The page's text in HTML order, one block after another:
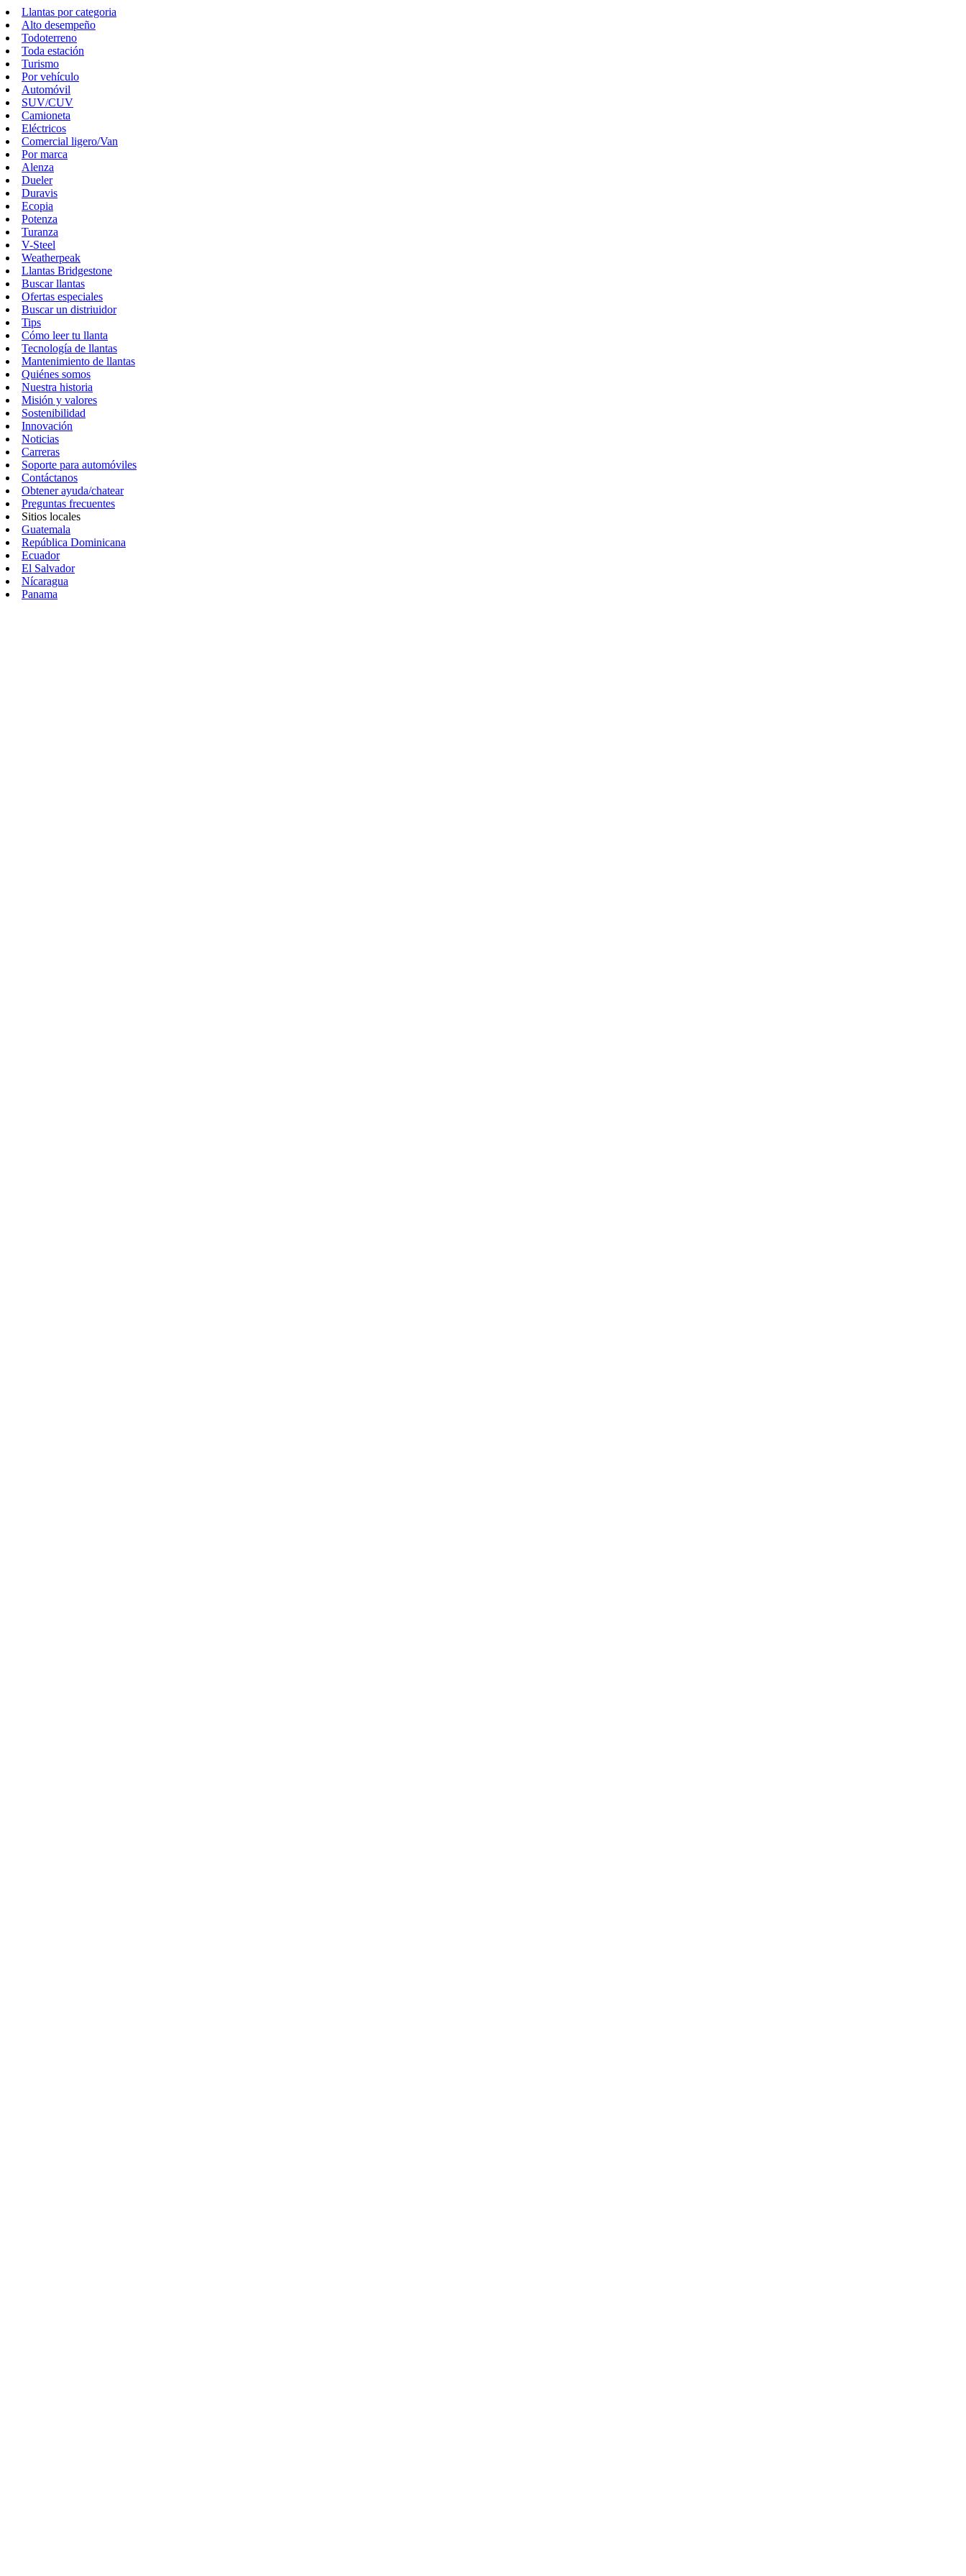
Llantas por categoria
Alto desempeño
Todoterreno
Toda estación
Turismo
Por vehículo
Automóvil
SUV/CUV
Camioneta
Eléctricos
Comercial ligero/Van
Por marca
Alenza
Dueler
Duravis
Ecopia
Potenza
Turanza
V-Steel
Weatherpeak
Llantas Bridgestone
Buscar llantas
Ofertas especiales
Buscar un distriuidor
Tips
Cómo leer tu llanta
Tecnología de llantas
Mantenimiento de llantas
Quiénes somos
Nuestra historia
Misión y valores
Sostenibilidad
Innovación
Noticias
Carreras
Soporte para automóviles
Contáctanos
Obtener ayuda/chatear
Preguntas frecuentes
Sitios locales
Guatemala
República Dominicana
Ecuador
El Salvador
Nícaragua
Panama